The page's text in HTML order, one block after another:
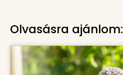
Olvasásra ajánlom: